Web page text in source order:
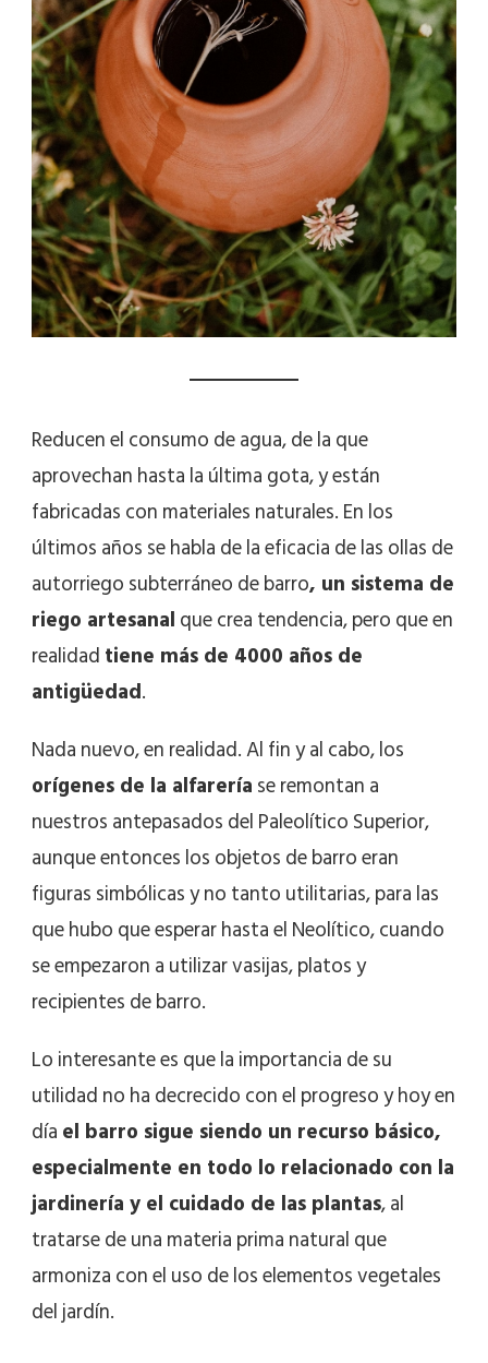
Reducen el consumo de agua, de la que
aprovechan hasta la última gota, y están
fabricadas con materiales naturales. En los
últimos años se habla de la eficacia de las ollas de
autorriego subterráneo de barro, un sistema de
riego artesanalque crea tendencia, pero que en
realidadtiene más de 4000 años de
antigüedad.
Nada nuevo, en realidad. Al fin y al cabo, los
orígenes de la alfareríase remontan a
nuestros antepasados del Paleolítico Superior,
aunque entonces los objetos de barro eran
figuras simbólicas y no tanto utilitarias, para las
que hubo que esperar hasta el Neolítico, cuando
se empezaron a utilizar vasijas, platos y
recipientes de barro.
Lo interesante es que la importancia de su
utilidad no ha decrecido con el progreso y hoy en
díael barro sigue siendo un recurso básico,
especialmente en todo lo relacionado con la
jardinería y el cuidado de las plantas, al
tratarse de una materia prima natural que
armoniza con el uso de los elementos vegetales
del jardín.